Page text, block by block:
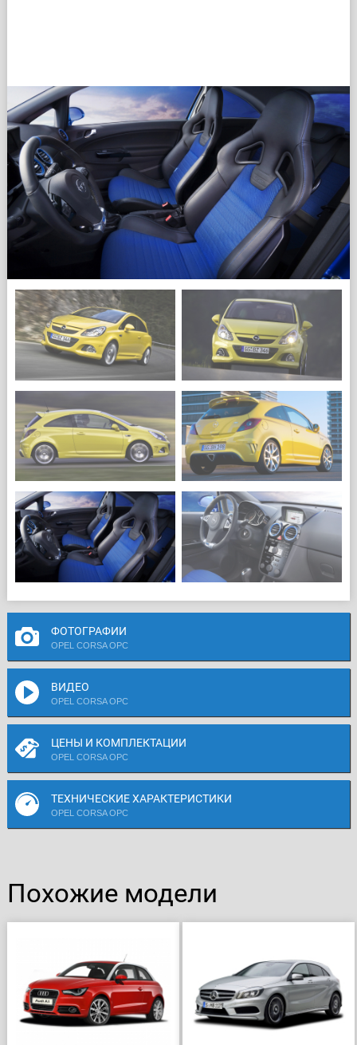
ФОТОГРАФИИ
OPEL CORSA OPC
ВИДЕО
OPEL CORSA OPC
ЦЕНЫ И КОМПЛЕКТАЦИИ
OPEL CORSA OPC
ТЕХНИЧЕСКИЕ ХАРАКТЕРИСТИКИ
OPEL CORSA OPC
Похожие модели